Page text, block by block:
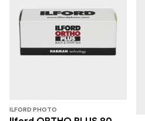
ILFORD PHOTO